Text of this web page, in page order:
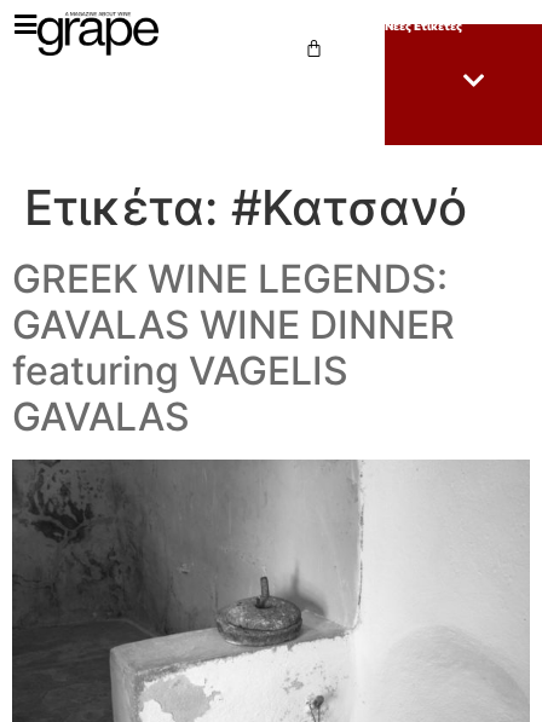
Νέες Ετικέτες
Ετικέτα: #Κατσανό
GREEK WINE LEGENDS:
GAVALAS WINE DINNER
featuring VAGELIS
GAVALAS